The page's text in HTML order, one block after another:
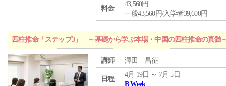
料金
43,560円
一般43,560円/入学者39,600円
四柱推命「ステップ3」 ～基礎から学ぶ本場・中国の四柱推命の真髄
講師 澤田 昌征
日程
4月 19日 ～ 7月 5日
B Week